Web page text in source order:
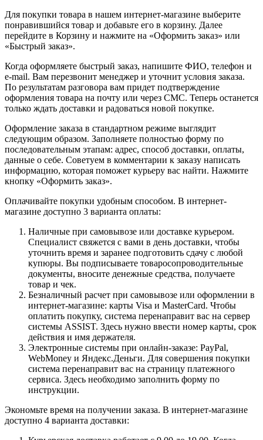
Для покупки товара в нашем интернет-магазине выберите
понравившийся товар и добавьте его в корзину. Далее
перейдите в Корзину и нажмите на «Оформить заказ» или
«Быстрый заказ».
Когда оформляете быстрый заказ, напишите ФИО, телефон и
e-mail. Вам перезвонит менеджер и уточнит условия заказа.
По результатам разговора вам придет подтверждение
оформления товара на почту или через СМС. Теперь останется
только ждать доставки и радоваться новой покупке.
Оформление заказа в стандартном режиме выглядит
следующим образом. Заполняете полностью форму по
последовательным этапам: адрес, способ доставки, оплаты,
данные о себе. Советуем в комментарии к заказу написать
информацию, которая поможет курьеру вас найти. Нажмите
кнопку «Оформить заказ».
Оплачивайте покупки удобным способом. В интернет-
магазине доступно 3 варианта оплаты:
Наличные при самовывозе или доставке курьером.
Специалист свяжется с вами в день доставки, чтобы
уточнить время и заранее подготовить сдачу с любой
купюры. Вы подписываете товаросопроводительные
документы, вносите денежные средства, получаете
товар и чек.
Безналичный расчет при самовывозе или оформлении в
интернет-магазине: карты Visa и MasterCard. Чтобы
оплатить покупку, система перенаправит вас на сервер
системы ASSIST. Здесь нужно ввести номер карты, срок
действия и имя держателя.
Электронные системы при онлайн-заказе: PayPal,
WebMoney и Яндекс.Деньги. Для совершения покупки
система перенаправит вас на страницу платежного
сервиса. Здесь необходимо заполнить форму по
инструкции.
Экономьте время на получении заказа. В интернет-магазине
доступно 4 варианта доставки: